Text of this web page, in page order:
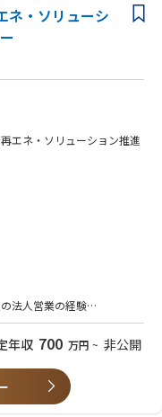
ていく力です。
動くまでを運びきる。自分
す。
、営業・CSを巻き込んで打
盤を、要件定義から構築ま
思決定に使える状態にする
場に定着させる
ース配分を合意して実行す
める
ール）
る
析の経験
整備の経験
験
方
返し、成果が出るまで粘り
を探せる方
い方
ネ・ソリューシ
エネ・ソリューション推進
ストップソリューションの
標達成に向けた実行計画の
PDCAのサポート
と連携したサービスモデル
ド感を持って仕事に取り組
法人営業の経験
ティングの経験
（サステナビリティ、RE1
年収 700 万円 ~ 非公開